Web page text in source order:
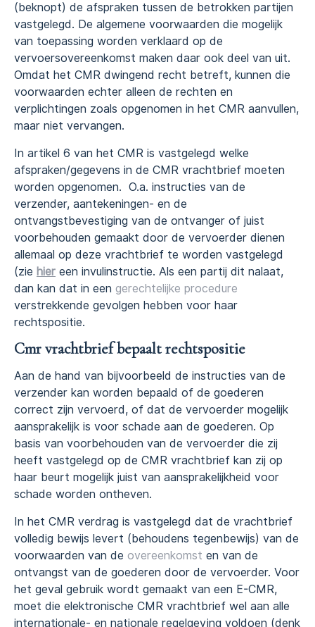
(beknopt) de afspraken tussen de betrokken partijen
vastgelegd. De algemene voorwaarden die mogelijk
van toepassing worden verklaard op de
vervoersovereenkomst maken daar ook deel van uit.
Omdat het CMR dwingend recht betreft, kunnen die
voorwaarden echter alleen de rechten en
verplichtingen zoals opgenomen in het CMR aanvullen,
maar niet vervangen.
In artikel 6 van het CMR is vastgelegd welke
afspraken/gegevens in de CMR vrachtbrief moeten
worden opgenomen. O.a. instructies van de
verzender, aantekeningen- en de
ontvangstbevestiging van de ontvanger of juist
voorbehouden gemaakt door de vervoerder dienen
allemaal op deze vrachtbrief te worden vastgelegd
(zie hier een invulinstructie. Als een partij dit nalaat,
dan kan dat in een gerechtelijke procedure
verstrekkende gevolgen hebben voor haar
rechtspositie.
Cmr vrachtbrief bepaalt rechtspositie
Aan de hand van bijvoorbeeld de instructies van de
verzender kan worden bepaald of de goederen
correct zijn vervoerd, of dat de vervoerder mogelijk
aansprakelijk is voor schade aan de goederen. Op
basis van voorbehouden van de vervoerder die zij
heeft vastgelegd op de CMR vrachtbrief kan zij op
haar beurt mogelijk juist van aansprakelijkheid voor
schade worden ontheven.
In het CMR verdrag is vastgelegd dat de vrachtbrief
volledig bewijs levert (behoudens tegenbewijs) van de
voorwaarden van de overeenkomst en van de
ontvangst van de goederen door de vervoerder. Voor
het geval gebruik wordt gemaakt van een E-CMR,
moet die elektronische CMR vrachtbrief wel aan alle
internationale- en nationale regelgeving voldoen (denk